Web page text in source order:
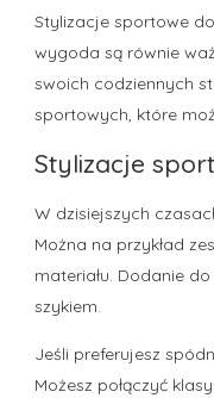
Stylizacje sportowe
wygoda są równie
swoich codziennych
sportowych, które
Stylizacje
W dzisiejszych
Można na przykład
materiału. Dodanie
szykiem.
Jeśli preferujesz
Możesz połączyć